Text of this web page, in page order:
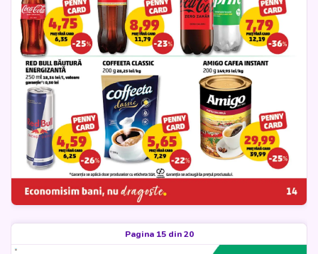
Pagina 15 din 20